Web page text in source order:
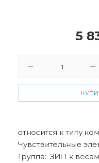
5
относится к типу
Чувствительные
Группа: ЗИП к